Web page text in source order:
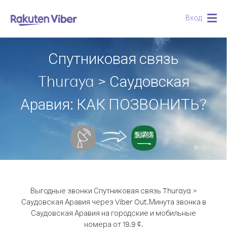
Вход
Спутниковая связь
Thuraya > Саудовская
Аравия: КАК ПОЗВОНИТЬ?
Выгодные звонки Спутниковая связь Thuraya >
Саудовская Аравия через Viber Out.Минута звонка в
Саудовская Аравия на городские и мобильные
номера от 19.9 ¢.